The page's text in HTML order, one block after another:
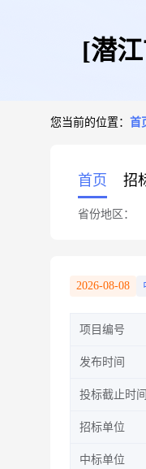
[潜
您当前的位置： 首
首页 招
省份地区：
2026-08-08
项目编号
发布时间
投标截止时间
招标单位
中标单位